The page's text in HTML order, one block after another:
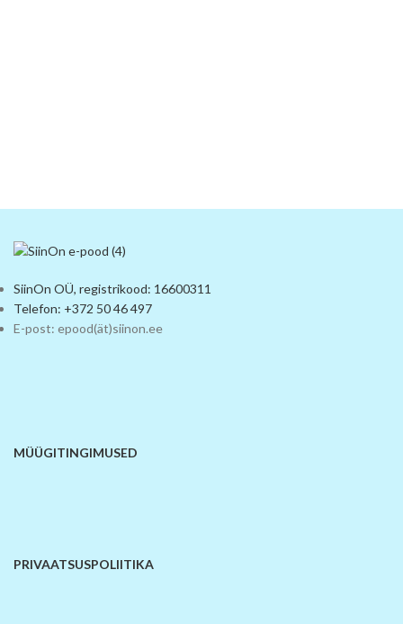
SiinOn OÜ, registrikood: 16600311
Telefon: +372 50 46 497
E-post: epood(ät)siinon.ee
MÜÜGITINGIMUSED
PRIVAATSUSPOLIITIKA